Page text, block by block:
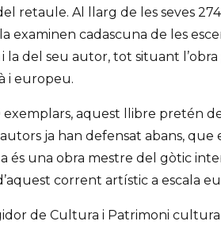
retaule. Al llarg de les seves
examinen cadascuna de les
la del seu autor, tot situant l’obra
i europeu.
aquest llibre pretén
ja han defensat abans, que
és una obra mestre del gòtic
corrent artístic a escala
de Cultura i Patrimoni